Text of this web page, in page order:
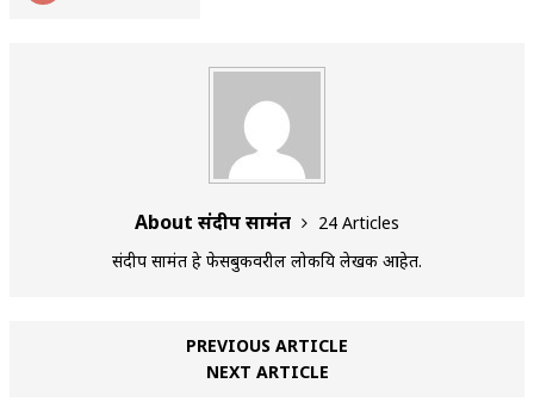
About संदीप सामंत
24 Articles
संदीप सामंत हे फेसबुकवरील लोकप्रिय लेखक आहेत.
PREVIOUS ARTICLE
NEXT ARTICLE